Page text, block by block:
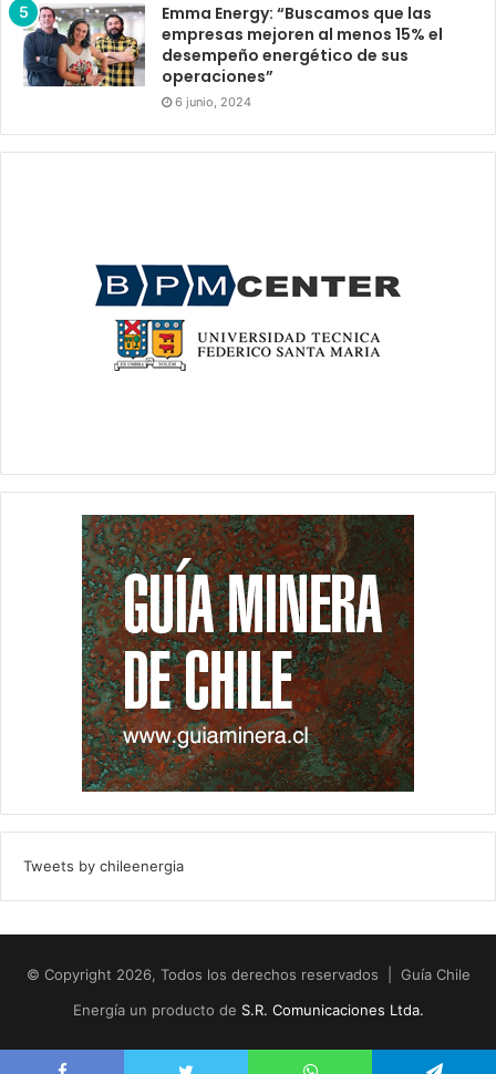
Emma Energy: “Buscamos que las
empresas mejoren al menos 15% el
desempeño energético de sus
operaciones”
6 junio, 2024
Tweets by chileenergia
© Copyright 2026, Todos los derechos reservados | Guía Chile
Energía un producto de S.R. Comunicaciones Ltda.